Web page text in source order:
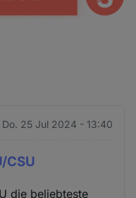
Do. 25 Jul 2024 - 13:40
CSU
die beliebteste